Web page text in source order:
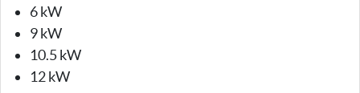
6 kW
9 kW
10.5 kW
12 kW